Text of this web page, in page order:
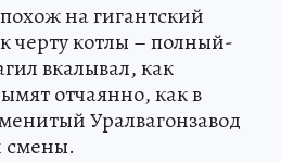
на гигантский
черту котлы – полный-
вкалывал, как
отчаянно, как в
Уралвагонзавод
смены.